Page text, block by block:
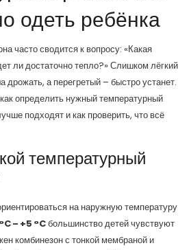
одеть ребёнка
часто сводится к вопросу: «Какая
ли достаточно тепло?» Слишком лёгкий
дрожать, а перегретый – быстро устанет.
определить нужный температурный
подходят и как проверить, что всё
температурный
на наружную температуру
– +5 °Cбольшинство детей чувствуют
комбинезон с тонкой мембраной и